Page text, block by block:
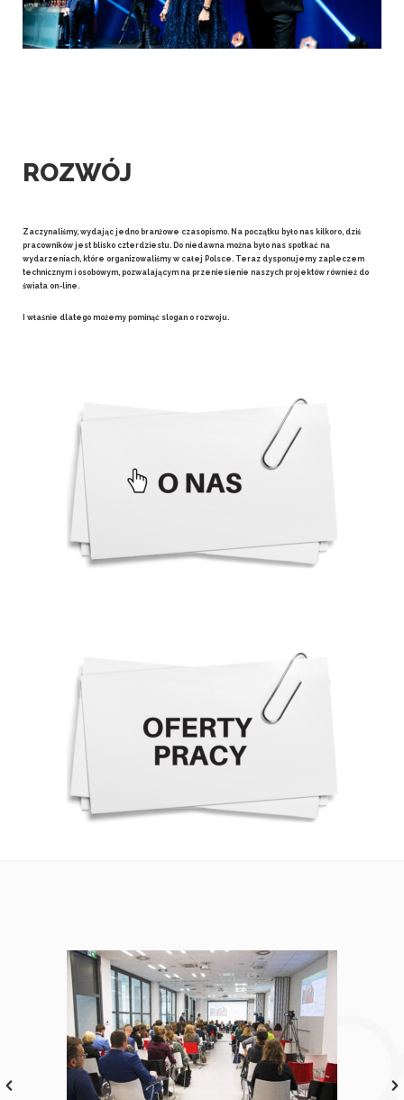
ROZWÓJ
Zaczynaliśmy, wydając jedno branżowe czasopismo. Na początku było nas kilkoro, dziś
pracowników jest blisko czterdziestu. Do niedawna można było nas spotkać na
wydarzeniach, które organizowaliśmy w całej Polsce. Teraz dysponujemy zapleczem
technicznym i osobowym, pozwalającym na przeniesienie naszych projektów również do
świata on-line.
I właśnie dlatego możemy pominąć slogan o rozwoju.